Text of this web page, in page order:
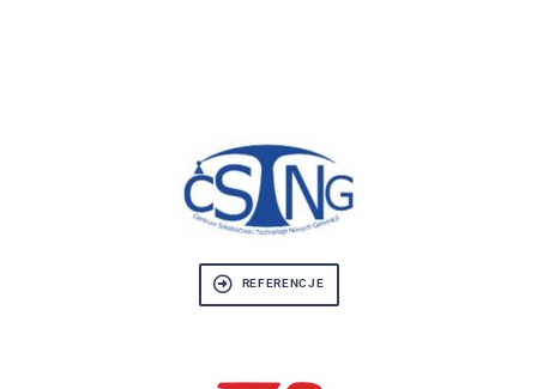
REFERENCJE